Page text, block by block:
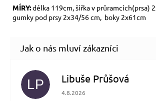
MÍRY:délka 119cm, šířka v průramcích(prsa)
gumky pod prsy 2x34/56 cm, boky 2x61cm
LP Libuše Průšová
Hodnocení obchodu je 5 z 5
4.8.2026